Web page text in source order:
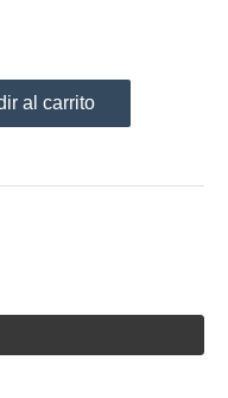
al carrito